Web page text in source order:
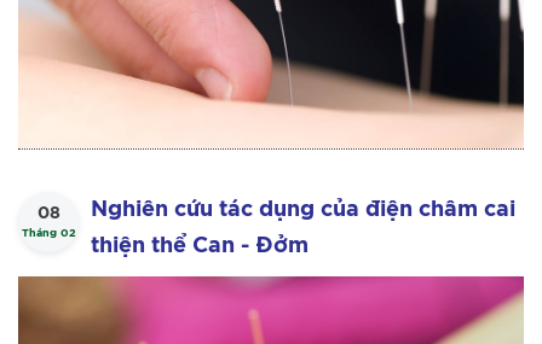
08
Tháng 02
Nghiên cứu tác dụng của điện châm cai
thiện thể Can - Đởm